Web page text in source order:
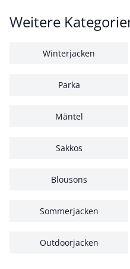
Weitere
Winterjacken
Parka
Mäntel
Sakkos
Blousons
Sommerjacken
Outdoorjacken